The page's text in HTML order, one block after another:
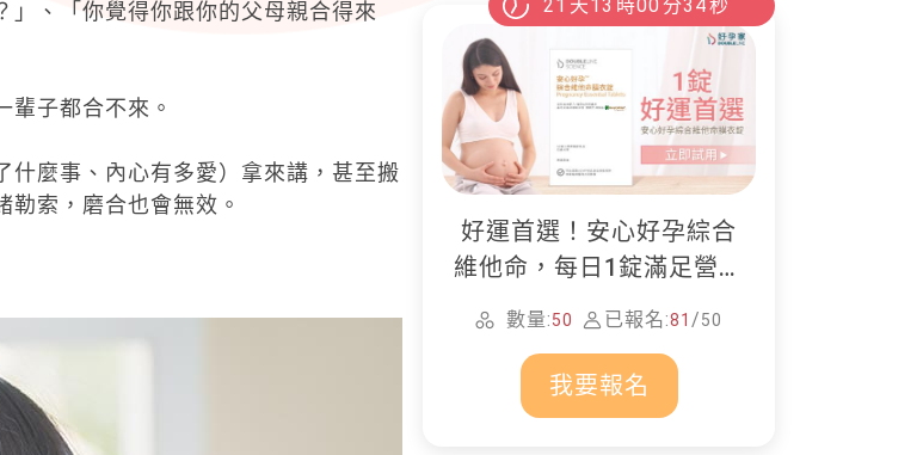
」、「你覺得你跟你的父母親合得來
輩子都合不來。
什麼事、內心有多愛）拿來講，甚至搬
索，磨合也會無效。
21 天13 時00 分33秒
好運首選！安心好孕綜合
維他命，每日1錠滿足營養
所需
數量:50 已報名:81 /50
我要報名